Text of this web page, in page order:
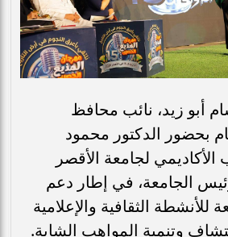
أبو زيد، نائب محافظ
بحضور الدكتور محمود
الأكاديمي لجامعة الأقصر
رئيس الجامعة، في إطار دعم
للأنشطة الثقافية والإعلامية
وتنمية المواهب الشابة.